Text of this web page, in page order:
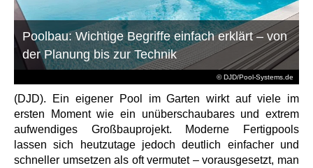
© DJD/Pool-Systems.de
Poolbau: Wichtige Begriffe einfach erklärt – von
der Planung bis zur Technik
(DJD). Ein eigener Pool im Garten wirkt auf viele im
ersten Moment wie ein unüberschaubares und extrem
aufwendiges Großbauprojekt. Moderne Fertigpools
lassen sich heutzutage jedoch deutlich einfacher und
schneller umsetzen als oft vermutet – vorausgesetzt, man